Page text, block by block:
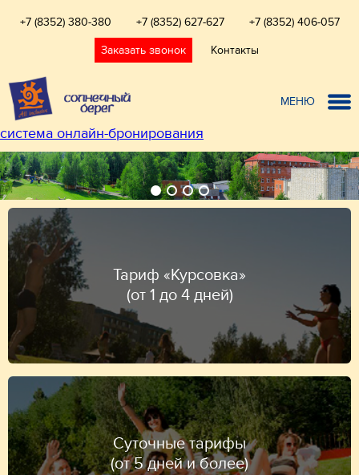
+7 (8352) 380-380 +7 (8352) 627-627 +7 (8352) 406-057
Заказать звонок Контакты
МЕНЮ
система онлайн-бронирования
Тариф «Курсовка»
(от 1 до 4 дней)
Суточные тарифы
(от 5 дней и более)